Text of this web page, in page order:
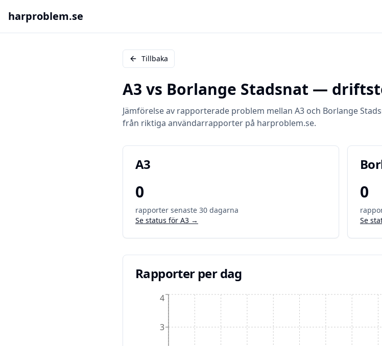
harproblem.se
Tillbaka
A3 vs Borlange Stadsnat —
Jämförelse av rapporterade problem mellan A3 och Borlange
från riktiga användarrapporter på harproblem.se.
A3
0
rapporter senaste 30 dagarna
Se status för A3 →
0
Se
Rapporter per dag
3
4